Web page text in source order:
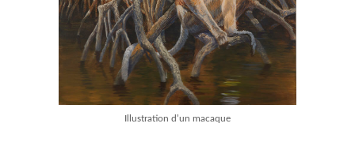
Illustration d’un macaque